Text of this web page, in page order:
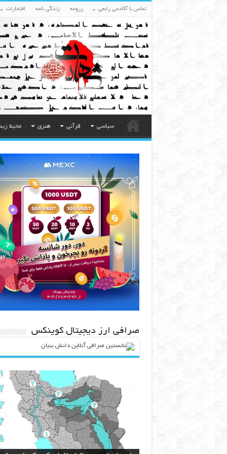
تماس با آکادمی رابعی رزومه زندگی نامه افتخارات
سیاسی قرآنی هنری محیط
صرافی ارز دیجیتال کوینکس